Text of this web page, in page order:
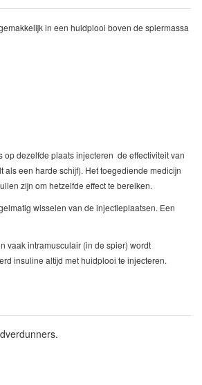
in een huidplooi boven de spiermassa
dezelfde plaats injecteren de effectiviteit van
een harde schijf). Het toegediende medicijn
zijn om hetzelfde effect te bereiken.
wisselen van de injectieplaatsen. Een
vaak intramusculair (in de spier) wordt
insuline altijd met huidplooi te injecteren.